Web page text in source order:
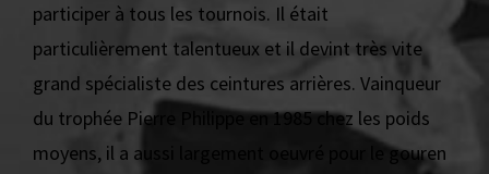
participer à tous les tournois. Il était
particulièrement talentueux et il devint très vite
grand spécialiste des ceintures arrières. Vainqueur
du trophée Pierre Philippe en 1985 chez les poids
moyens, il a aussi largement oeuvré pour le gouren